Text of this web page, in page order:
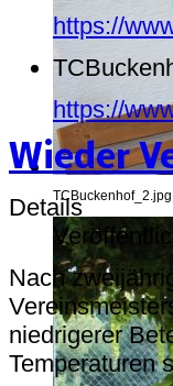
TCBuckenhof_2.jpg
https://
https://
Wieder
Details
Nach
niedrigerer
Temperaturen